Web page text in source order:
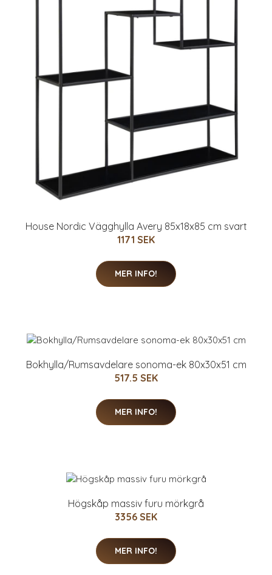
House Nordic Vägghylla Avery 85x18x85 cm svart
1171 SEK
MER INFO!
Bokhylla/Rumsavdelare sonoma-ek 80x30x51 cm
517.5 SEK
MER INFO!
Högskåp massiv furu mörkgrå
3356 SEK
MER INFO!